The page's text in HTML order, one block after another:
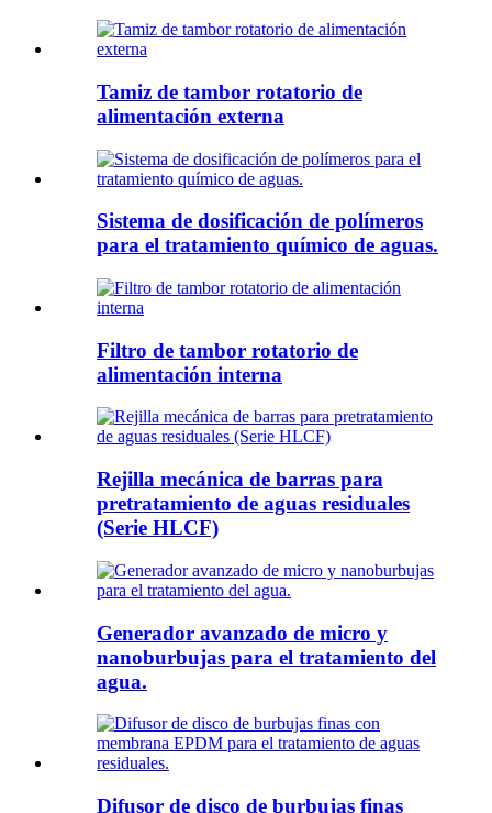
Tamiz de tambor rotatorio de
alimentación externa
Sistema de dosificación de polímeros
para el tratamiento químico de aguas.
Filtro de tambor rotatorio de
alimentación interna
Rejilla mecánica de barras para
pretratamiento de aguas residuales
(Serie HLCF)
Generador avanzado de micro y
nanoburbujas para el tratamiento del
agua.
Difusor de disco de burbujas finas